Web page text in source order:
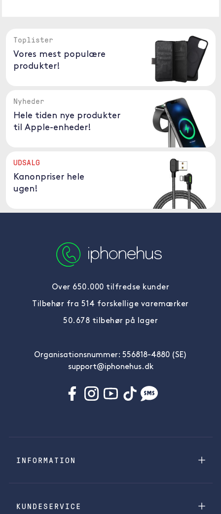
Toplister
Vores mest populære
produkter!
Nyheder
Hele tiden nye produkter
til Apple-enheder!
UDSALG
Kanonpriser hele
ugen!
Over 650.000 tilfredse kunder
Tilbehør fra 514 forskellige varemærker
50.678 tilbehør på lager
Organisationsnummer: 556818-4880 (SE)
support@iphonehus.dk
INFORMATION
KUNDESERVICE